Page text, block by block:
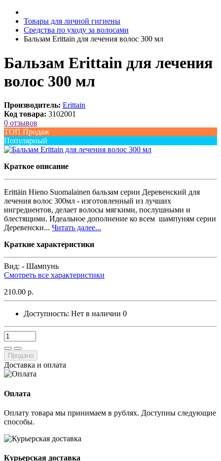
Товары для личной гигиены
Средства по уходу за волосами
Бальзам Erittain для лечения волос 300 мл
Бальзам Erittain для лечения
волос 300 мл
Производитель: Erittain
Код товара: 3102001
0 отзывов
ТОП Продаж
Популярный
Краткое описание
Erittäin Hieno Suomalainen бальзам серии Деревенский для
лечения волос 300мл - изготовленный из лучших
ингредиентов, делает волосы мягкими, послушными и
блестящими. Идеальное дополнение ко всем шампуням серии
Деревенски... Читать далее...
Краткие характеристики
Вид: - Шампунь
Смотреть все характеристики
210.00 р.
Доступность: Нет в наличии 0
Продано
Доставка и оплата
Оплата
Оплату товара мы принимаем в рублях. Доступны следующие
способы.
Курьерская доставка